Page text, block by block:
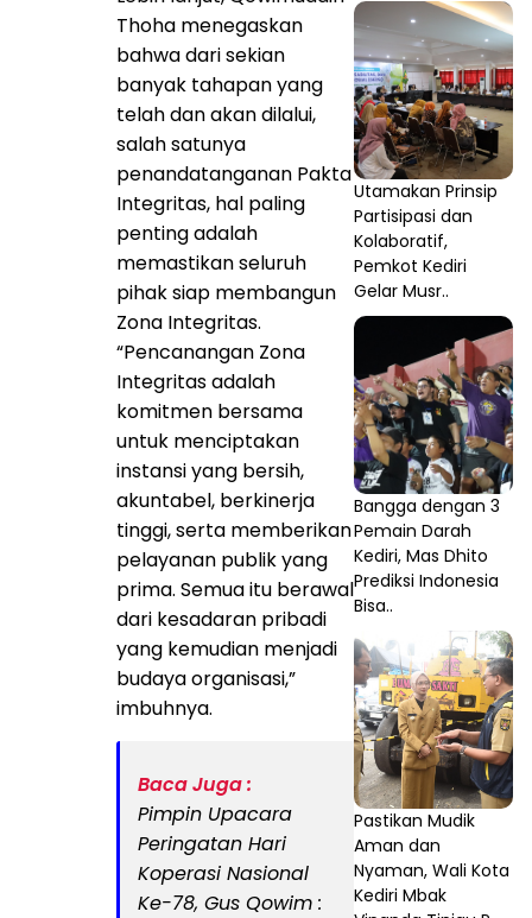
Thoha menegaskan
bahwa dari sekian
banyak tahapan yang
telah dan akan dilalui,
salah satunya
penandatanganan Pakta
Integritas, hal paling
penting adalah
memastikan seluruh
pihak siap membangun
Zona Integritas.
“Pencanangan Zona
Integritas adalah
komitmen bersama
untuk menciptakan
instansi yang bersih,
akuntabel, berkinerja
tinggi, serta memberikan
pelayanan publik yang
prima. Semua itu berawal
dari kesadaran pribadi
yang kemudian menjadi
budaya organisasi,”
imbuhnya.
Baca Juga :
Pimpin Upacara
Peringatan Hari
Koperasi Nasional
Ke-78, Gus Qowim :
Utamakan Prinsip
Partisipasi dan
Kolaboratif,
Pemkot Kediri
Gelar Musr..
Bangga dengan 3
Pemain Darah
Kediri, Mas Dhito
Prediksi Indonesia
Bisa..
Pastikan Mudik
Aman dan
Nyaman, Wali Kota
Kediri Mbak